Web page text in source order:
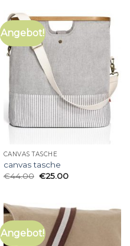
Angebot!
CANVAS TASCHE
canvas tasche
€44.00 €25.00
Angebot!